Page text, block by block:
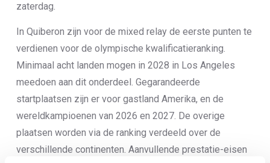
zaterdag.
In Quiberon zijn voor de mixed relay de eerste punten te
verdienen voor de olympische kwalificatieranking.
Minimaal acht landen mogen in 2028 in Los Angeles
meedoen aan dit onderdeel. Gegarandeerde
startplaatsen zijn er voor gastland Amerika, en de
wereldkampioenen van 2026 en 2027. De overige
plaatsen worden via de ranking verdeeld over de
verschillende continenten. Aanvullende prestatie-eisen